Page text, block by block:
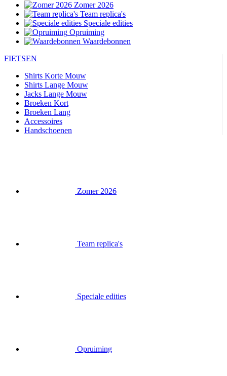
Zomer 2026
Team replica's
Speciale edities
Opruiming
Waardebonnen
FIETSEN
Shirts Korte Mouw
Shirts Lange Mouw
Jacks Lange Mouw
Broeken Kort
Broeken Lang
Accessoires
Handschoenen
Zomer 2026
Team replica's
Speciale edities
Opruiming